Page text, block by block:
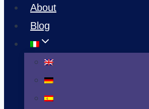
About
Blog